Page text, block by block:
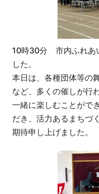
10時30分 市内ふれあ
した。
本日は、各種団体等の
など、多くの催しが行
一緒に楽しむことがで
だき、活力あるまちづ
期待申し上げました。